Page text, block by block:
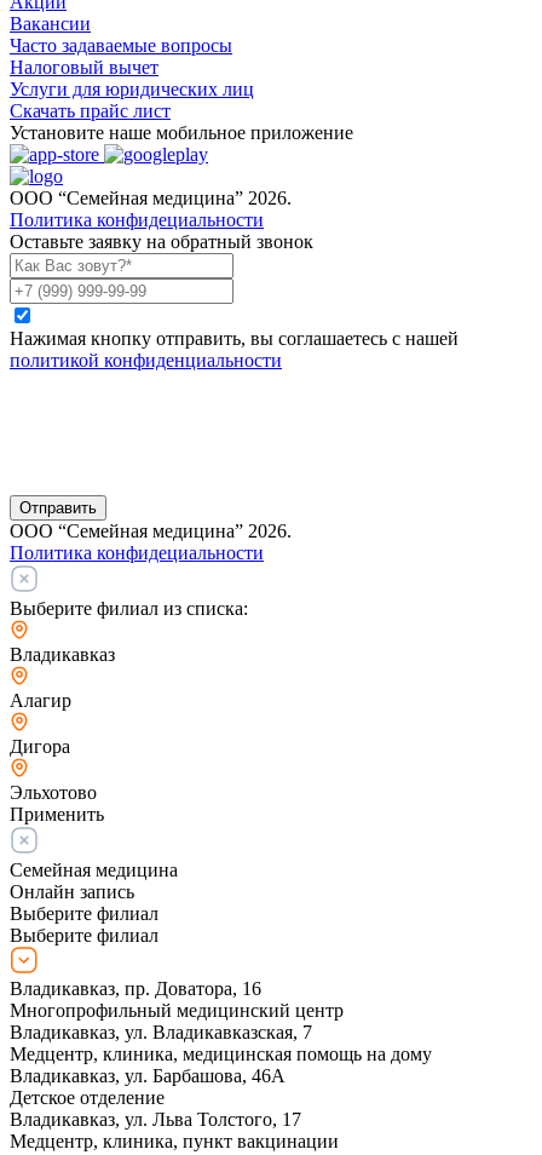
Вакансии
Часто задаваемые вопросы
Налоговый вычет
Услуги для юридических лиц
Скачать прайс лист
Установите наше мобильное приложение
ООО “Семейная медицина” 2026.
Политика конфидециальности
Оставьте заявку на обратный звонок
Нажимая кнопку отправить, вы соглашаетесь с нашей
политикой конфиденциальности
Отправить
ООО “Семейная медицина” 2026.
Политика конфидециальности
Выберите филиал из списка:
Владикавказ
Алагир
Дигора
Эльхотово
Применить
Семейная медицина
Онлайн запись
Выберите филиал
Выберите филиал
Владикавказ, пр. Доватора, 16
Многопрофильный медицинский центр
Владикавказ, ул. Владикавказская, 7
Медцентр, клиника, медицинская помощь на дому
Владикавказ, ул. Барбашова, 46А
Детское отделение
Владикавказ, ул. Льва Толстого, 17
Медцентр, клиника, пункт вакцинации